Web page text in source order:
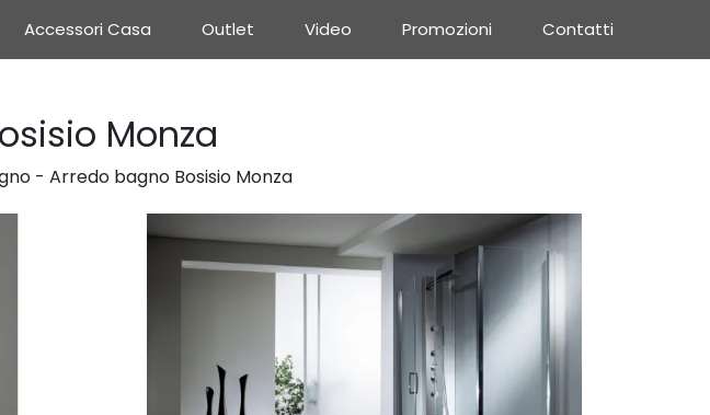
Accessori Casa Outlet Video Promozioni Contatti
Monza
- Arredo bagno Bosisio Monza